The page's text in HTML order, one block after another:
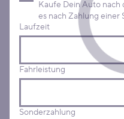
Kaufe Dein Auto nach der
Laufzeit
Fahrleistung
Sonderzahlung